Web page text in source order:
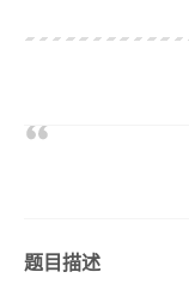
11
题目描述